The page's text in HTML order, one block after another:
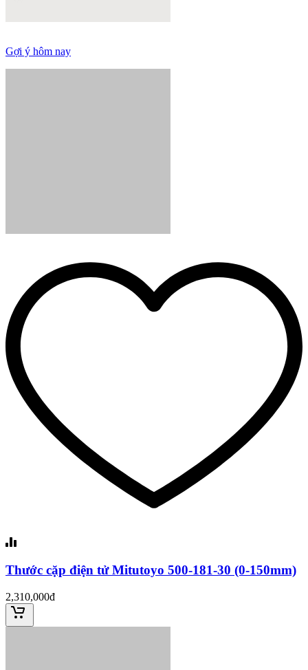
Gợi ý hôm nay
Thước cặp điện tử Mitutoyo 500-181-30 (0-150mm)
2,310,000đ